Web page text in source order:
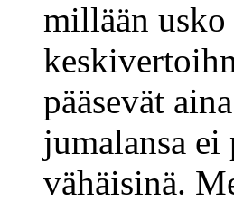
millään
pääsevät
jumalansa
vähäisinä.